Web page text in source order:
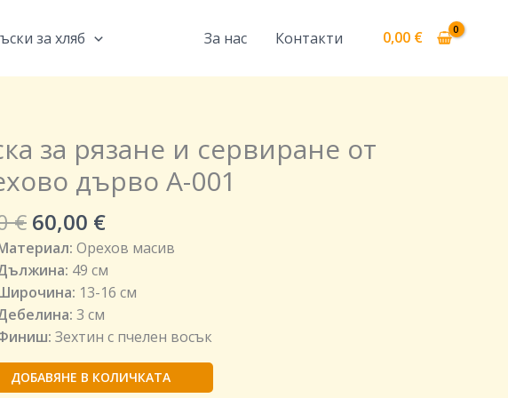
за хляб За нас Контакти 0,00 €
за рязане и сервиране от
дърво A-001
€
Original
price
was:
85,00 €.
60,00 €
Текущата
цена
е:
60,00 €.
Орехов масив
49 см
13-16 см
3 см
Зехтин с пчелен восък
ДОБАВЯНЕ В КОЛИЧКАТА